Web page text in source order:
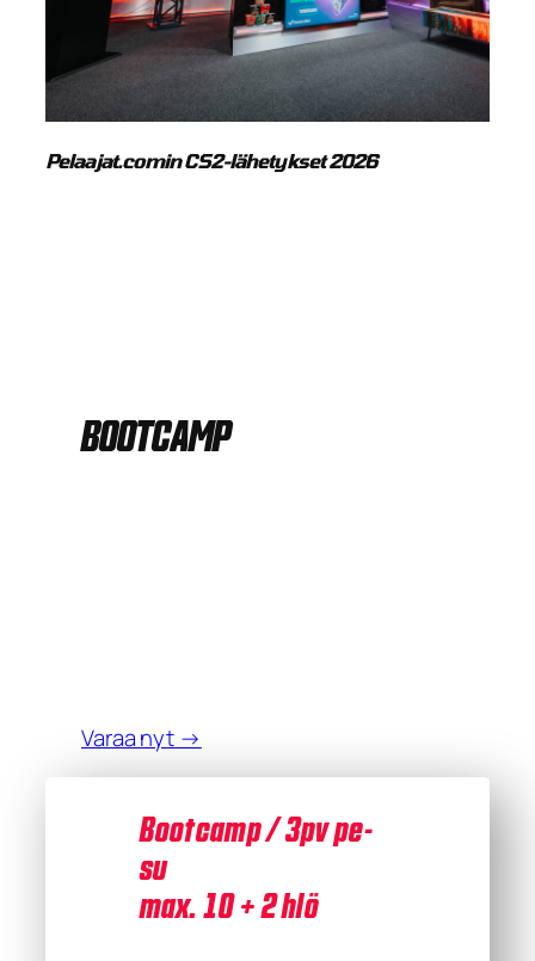
Pelaajat.comin CS2-lähetykset 2026
BOOTCAMP
Varaa nyt →
Bootcamp / 3pv pe-
su
max. 10 + 2 hlö